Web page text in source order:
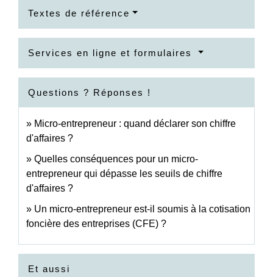
Textes de référence
Services en ligne et formulaires
Questions ? Réponses !
Micro-entrepreneur : quand déclarer son chiffre
d'affaires ?
Quelles conséquences pour un micro-
entrepreneur qui dépasse les seuils de chiffre
d'affaires ?
Un micro-entrepreneur est-il soumis à la cotisation
foncière des entreprises (CFE) ?
Et aussi